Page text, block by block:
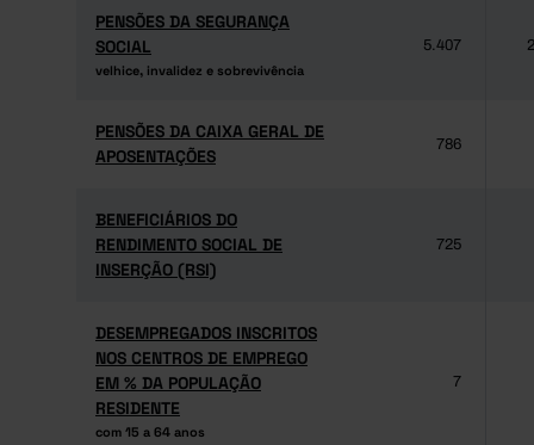
PENSÕES DA SEGURANÇA
SOCIAL
velhice, invalidez e sobrevivência
PENSÕES DA SEGURANÇA
SOCIAL
velhice, invalidez e sobrevivência
5.407
PENSÕES DA CAIXA GERAL DE
APOSENTAÇÕES
PENSÕES DA CAIXA GERAL DE
APOSENTAÇÕES
786
BENEFICIÁRIOS DO
RENDIMENTO SOCIAL DE
INSERÇÃO (RSI)
BENEFICIÁRIOS DO
RENDIMENTO SOCIAL DE
INSERÇÃO (RSI)
725
DESEMPREGADOS INSCRITOS
NOS CENTROS DE EMPREGO
EM % DA POPULAÇÃO
RESIDENTE
com 15 a 64 anos
DESEMPREGADOS INSCRITOS
NOS CENTROS DE EMPREGO
EM % DA POPULAÇÃO
RESIDENTE
com 15 a 64 anos
7